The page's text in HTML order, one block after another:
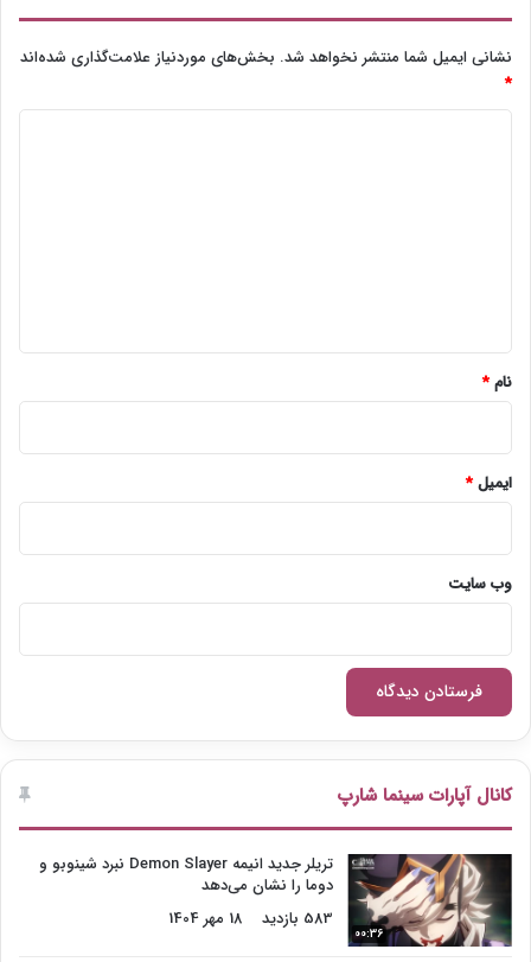
نشانی ایمیل شما منتشر نخواهد شد. بخش‌های موردنیاز علامت‌گذاری شده‌اند
*
نام*
ایمیل*
وب‌ سایت
کانال آپارات سینما شارپ
00:36
تریلر جدید انیمه Demon Slayer نبرد شینوبو و
دوما را نشان می‌دهد
583 بازدید
18 مهر 1404